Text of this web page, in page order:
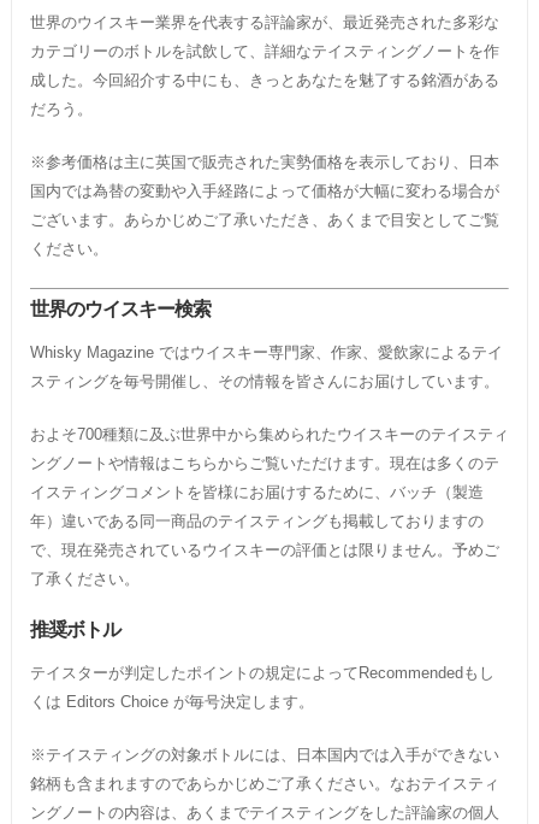
世界のウイスキー業界を代表する評論家が、最近発売された多彩な
カテゴリーのボトルを試飲して、詳細なテイスティングノートを作
成した。今回紹介する中にも、きっとあなたを魅了する銘酒がある
だろう。
※参考価格は主に英国で販売された実勢価格を表示しており、日本
国内では為替の変動や入手経路によって価格が大幅に変わる場合が
ございます。あらかじめご了承いただき、あくまで目安としてご覧
ください。
世界のウイスキー検索
Whisky Magazine ではウイスキー専門家、作家、愛飲家によるテイ
スティングを毎号開催し、その情報を皆さんにお届けしています。
およそ700種類に及ぶ世界中から集められたウイスキーのテイスティ
ングノートや情報はこちらからご覧いただけます。現在は多くのテ
イスティングコメントを皆様にお届けするために、バッチ（製造
年）違いである同一商品のテイスティングも掲載しておりますの
で、現在発売されているウイスキーの評価とは限りません。予めご
了承ください。
推奨ボトル
テイスターが判定したポイントの規定によってRecommendedもし
くは Editors Choice が毎号決定します。
※テイスティングの対象ボトルには、日本国内では入手ができない
銘柄も含まれますのであらかじめご了承ください。なおテイスティ
ングノートの内容は、あくまでテイスティングをした評論家の個人